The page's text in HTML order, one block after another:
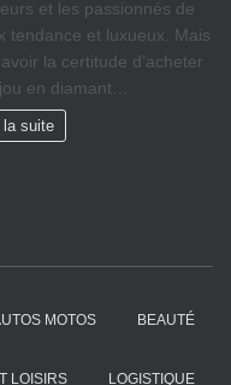
et les passionnés de
tendance et luxueux. Mais
la certitude d’acheter
en diamant…
la suite
MOTOS BEAUTÉ
LOISIRS LOGISTIQUE